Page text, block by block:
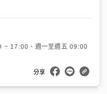
17:00、週一至週五 09:00
分享